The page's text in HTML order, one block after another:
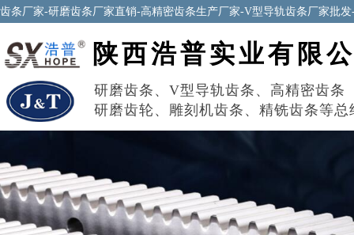
齿条厂家-研磨齿条厂家直销-高精密齿条生产厂家-V型导轨齿条厂家批
研磨齿条 、 V型导轨齿条 、 高精密齿条
研磨齿轮 、 雕刻机齿条 、 精铣齿条等总
陕西浩普实业有限